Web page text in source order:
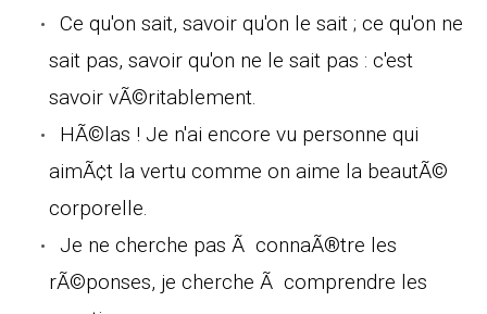
Ce qu'on sait, savoir qu'on le sait ; ce qu'on ne
sait pas, savoir qu'on ne le sait pas : c'est
savoir vÃ©ritablement.
HÃ©las ! Je n'ai encore vu personne qui
aimÃ¢t la vertu comme on aime la beautÃ©
corporelle.
Je ne cherche pas Ã connaÃ®tre les
rÃ©ponses, je cherche Ã comprendre les